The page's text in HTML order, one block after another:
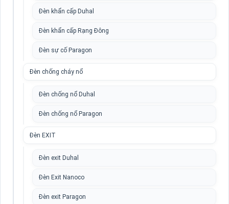
Đèn khẩn cấp Duhal
Đèn khẩn cấp Rạng Đông
Đèn sự cố Paragon
Đèn chống cháy nổ
Đèn chống nổ Duhal
Đèn chống nổ Paragon
Đèn EXIT
Đèn exit Duhal
Đèn Exit Nanoco
Đèn exit Paragon